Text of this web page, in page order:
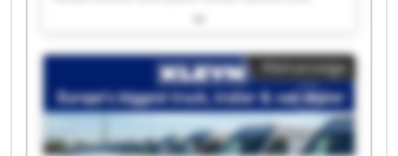
Baierl GmbH Moroff und Baierl GmbH Moroff
Moroff und Baierl GmbH Moroff und Baierl
GmbH Moroff und Baierl GmbH Moroff und
Baierl GmbH Moroff und Baierl GmbH Moroff
und Baierl GmbH Moroff und Baierl GmbH
Moroff und Baierl GmbH Moroff und Baierl
GmbH Moroff und Baierl GmbH Moroff und
Kleinanzeige